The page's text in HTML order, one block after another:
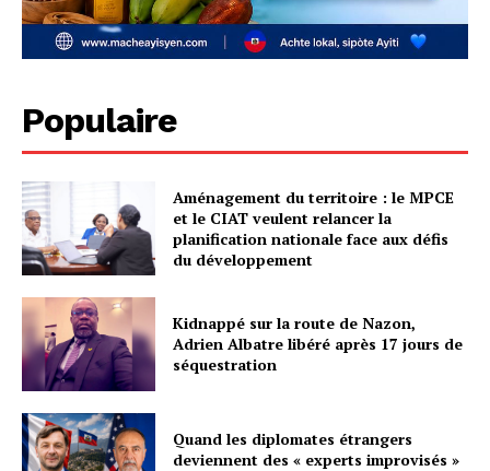
Populaire
Aménagement du territoire : le MPCE
et le CIAT veulent relancer la
planification nationale face aux défis
du développement
Kidnappé sur la route de Nazon,
Adrien Albatre libéré après 17 jours de
séquestration
Quand les diplomates étrangers
deviennent des « experts improvisés »